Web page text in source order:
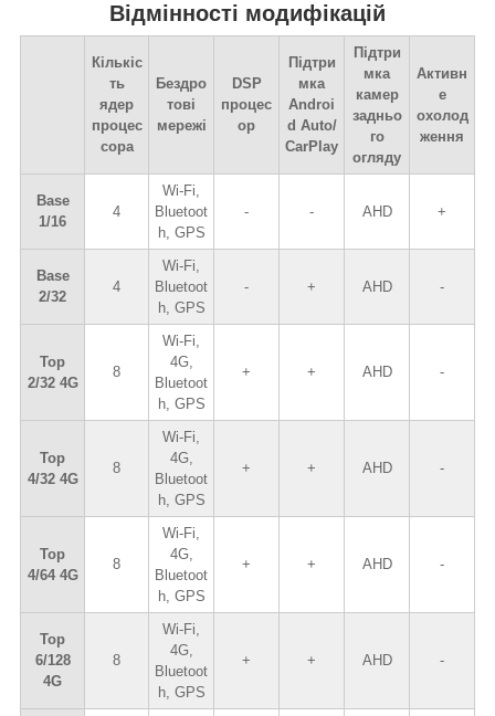
Відмінності модифікацій
Кількіс
ть
ядер
процес
сора
Бездро
тові
мережі
DSP
процес
ор
Підтри
мка
Androi
d Auto/
CarPlay
Підтри
мка
камер
задньо
го
огляду
Активн
е
охолод
ження
Base
1/16
4
Wi-Fi,
Bluetoot
h, GPS
- - AHD +
Base
2/32
4
Wi-Fi,
Bluetoot
h, GPS
- + AHD -
Top
2/32 4G
8
Wi-Fi,
4G,
Bluetoot
h, GPS
+ + AHD -
Top
4/32 4G
8
Wi-Fi,
4G,
Bluetoot
h, GPS
+ + AHD -
Top
4/64 4G
8
Wi-Fi,
4G,
Bluetoot
h, GPS
+ + AHD -
Top
6/128
4G
8
Wi-Fi,
4G,
Bluetoot
h, GPS
+ + AHD -